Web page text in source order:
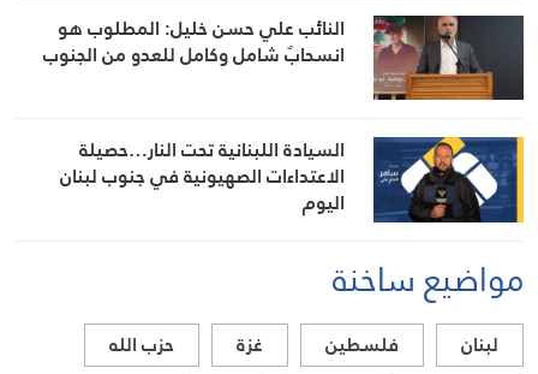
النائب علي حسن خليل: المطلوب هو
انسحابٌ شامل وكامل للعدو من الجنوب
السيادة اللبنانية تحت النار…حصيلة
الاعتداءات الصهيونية في جنوب لبنان
اليوم
مواضيع ساخنة
لبنان فلسطين غزة
حزب الله